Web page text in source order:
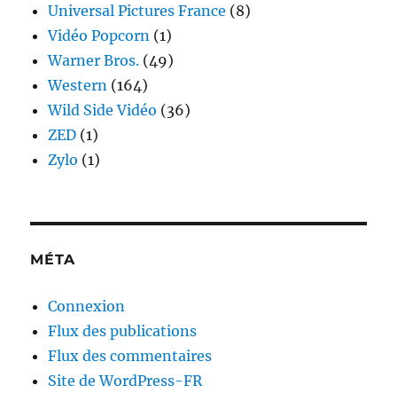
Universal Pictures France (8)
Vidéo Popcorn (1)
Warner Bros. (49)
Western (164)
Wild Side Vidéo (36)
ZED (1)
Zylo (1)
MÉTA
Connexion
Flux des publications
Flux des commentaires
Site de WordPress-FR